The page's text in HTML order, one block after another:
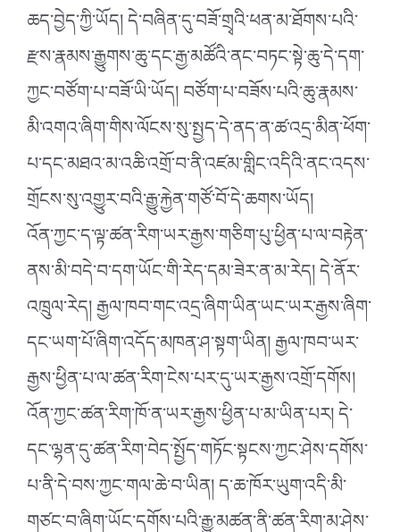
ཆད་བྱེད་ཀྱི་ཡོད། དེ་བཞིན་དུ་བཟོ་གྲྭའི་ཕན་མ་ཐོགས་པའི་
རྫས་རྣམས་རྒྱུགས་ཆུ་དང་རྒྱ་མཚོའི་ནང་བཏང་སྟེ་ཆུ་དེ་དག་
ཀྱང་བཙོག་པ་བཟོ་ཡི་ཡོད། བཙོག་པ་བཟོས་པའི་ཆུ་རྣམས་
མི་འགའ་ཞིག་གིས་ལོངས་སུ་སྤྱད་དེ་ནད་ན་ཚ་འདྲ་མིན་ཕོག་
པ་དང་མཐའ་མ་འཆི་འགྲོ་བ་ནི་འཛམ་གླིང་འདིའི་ནང་འདས་
གྲོངས་སུ་འགྱུར་བའི་རྒྱུ་རྐྱེན་གཙོ་བོ་དེ་ཆགས་ཡོད།
འོན་ཀྱང་ད་ལྟ་ཚན་རིག་ཡར་རྒྱས་གཅིག་པུ་ཕྱིན་པ་ལ་བརྟེན་
ནས་མི་བདེ་བ་དག་ཡོང་གི་རེད་དམ་ཟེར་ན་མ་རེད། དེ་ནོར་
འཁྲུལ་རེད། རྒྱལ་ཁབ་གང་འདྲ་ཞིག་ཡིན་ཡང་ཡར་རྒྱས་ཞིག་
དང་ཡག་པོ་ཞིག་འདོད་མཁན་ཤ་སྟག་ཡིན། རྒྱལ་ཁབ་ཡར་
རྒྱས་ཕྱིན་པ་ལ་ཚན་རིག་ངེས་པར་དུ་ཡར་རྒྱས་འགྲོ་དགོས།
འོན་ཀྱང་ཚན་རིག་ཁོ་ན་ཡར་རྒྱས་ཕྱིན་པ་མ་ཡིན་པར། དེ་
དང་ལྷན་དུ་ཚན་རིག་བེད་སྤྱོད་གཏོང་སྟངས་ཀྱང་ཤེས་དགོས་
པ་ནི་དེ་བས་ཀྱང་གལ་ཆེ་བ་ཡིན། ད་ཆ་ཁོར་ཡུག་འདི་མི་